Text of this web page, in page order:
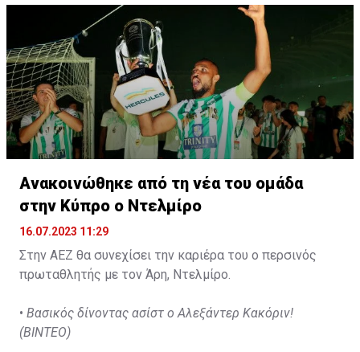
Ανακοινώθηκε από τη νέα του ομάδα
στην Κύπρο ο Ντελμίρο
16.07.2023 11:29
Στην ΑΕΖ θα συνεχίσει την καριέρα του ο περσινός
πρωταθλητής με τον Άρη, Ντελμίρο.
• Βασικός δίνοντας ασίστ ο Αλεξάντερ Κακόριν!
(ΒΙΝΤΕΟ)